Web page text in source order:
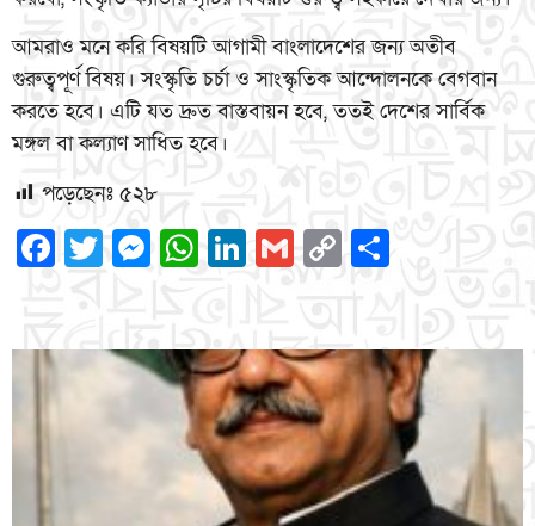
আমরাও মনে করি বিষয়টি আগামী বাংলাদেশের জন্য অতীব
গুরুত্বপূর্ণ বিষয়। সংস্কৃতি চর্চা ও সাংস্কৃতিক আন্দোলনকে বেগবান
করতে হবে। এটি যত দ্রুত বাস্তবায়ন হবে, ততই দেশের সার্বিক
মঙ্গল বা কল্যাণ সাধিত হবে।
পড়েছেনঃ ৫২৮
Facebook
Twitter
Messenger
WhatsApp
LinkedIn
Gmail
CopyShare